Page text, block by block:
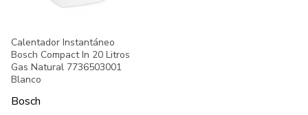
Calentador Instantáneo
Bosch Compact In 20 Litros
Gas Natural 7736503001
Blanco
Bosch